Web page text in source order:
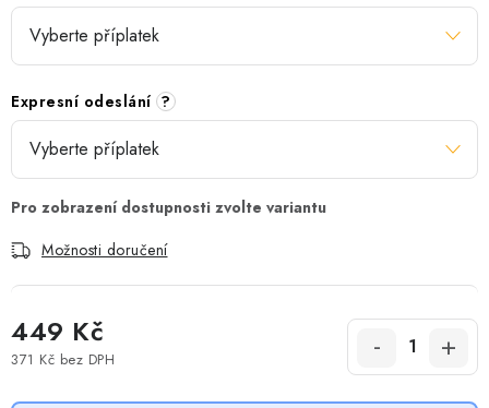
Expresní odeslání ?
Možnosti doručení
449 Kč
371 Kč bez DPH